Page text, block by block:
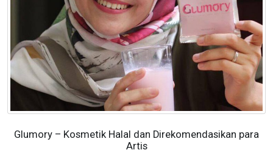
Glumory – Kosmetik Halal dan Direkomendasikan para
Artis